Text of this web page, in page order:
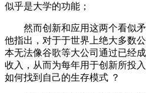
似乎是大学的功能；
然而创新和应用这两个看似矛
他指出，对于于世界上绝大多数
本无法像谷歌等大公司通过已经
收入，从而为每年用于创新所投
如何找到自己的生存模式 ？